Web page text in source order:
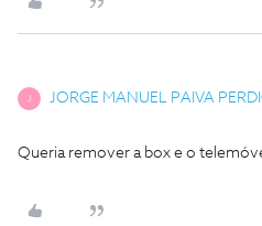
JORGE MANUEL PAIVA
Queria remover a box e o